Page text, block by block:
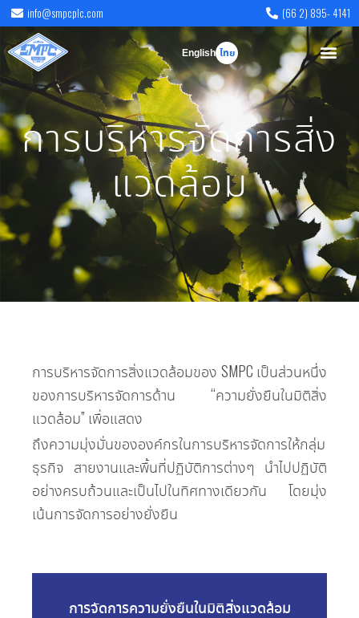
info@smpcplc.com (66 2) 895- 4141
English ไทย
การบริหารจัดการสิ่ง
แวดล้อม
การบริหารจัดการสิ่งแวดล้อมของ SMPC เป็นส่วนหนึ่ง
ของการบริหารจัดการด้าน “ความยั่งยืนในมิติสิ่ง
แวดล้อม” เพื่อแสดง
ถึงความมุ่งมั่นขององค์กรในการบริหารจัดการให้กลุ่ม
ธุรกิจ สายงานและพื้นที่ปฏิบัติการต่างๆ นำไปปฏิบัติ
อย่างครบถ้วนและเป็นไปในทิศทางเดียวกัน โดยมุ่ง
เน้นการจัดการอย่างยั่งยืน
การจัดการความยั่งยืนในมิติสิ่งแวดล้อม